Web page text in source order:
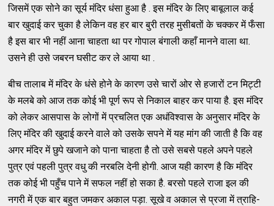
जिसमें एक सोने का सूर्य मंदिर धंसा हुआ है . इस मंदिर के लिए बाबूलाल कई
बार खुदाई कर चुका है लेकिन वह हर बार बुरी तरह मुसीबतों के चक्कर में फँसा
है इस बार भी नहीं आना चाहता था पर गोपाल बंगाली कहाँ मानने वाला था.
उसने ही उसे जबरन घसीट कर ले आया था .
बीच तालाब में मंदिर के धंसे होने के कारण उसे चारों ओर से हजारों टन मिट्टी
के मलबे को आज तक कोई भी पूर्ण रूप से निकाल बाहर कर पाया है. इस मंदिर
को लेकर आसपास के लोगों में प्रचलित एक अधंविश्वास के अनुसार मंदिर के
लिए मंदिर की खुदाई करने वाले को उसके सपने में यह मांग की जाती है कि वह
अगर मंदिर में छुपे खजाने को पाना चाहता है तो उसे सबसे पहले अपने पहले
पुत्र एवं पहली पुत्र वधु की नरबलि देनी होगी. आज यही कारण है कि मंदिर
तक कोई भी पहुँच पाने में सफल नहीं हो सका है. बरसो पहले राजा इल की
नगरी में एक बार बहुत जमकर अकाल पड़ा. सूखे व अकाल से प्रजा में त्राहि-